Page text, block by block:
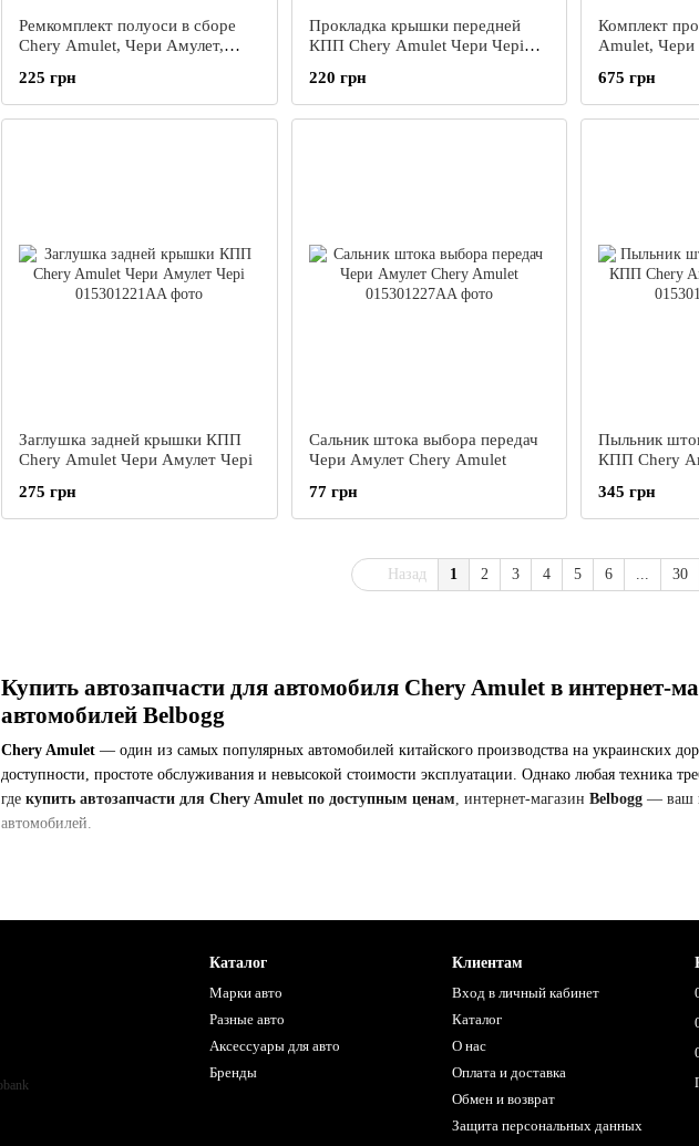
Купить автозапчасти для автомобиля Chery Amulet в интернет-
автомобилей Belbogg
Chery Amulet — один из самых популярных автомобилей китайского производства на украинских
доступности, простоте обслуживания и невысокой стоимости эксплуатации. Однако любая техника
где купить автозапчасти для Chery Amulet по доступным ценам, интернет-магазин Belbogg — ваш
автомобилей.
Двигатель и навесные агрегаты
Система охлаждения и отопления
Кузовные элементы: бамперы, двери, крылья, оптика
Ремкомплект полуоси в сборе
Chery Amulet, Чери Амулет,
225 грн
Прокладка крышки передней
КПП Chery Amulet Чери Чері
220 грн
Комплект
Amulet, Чери
675 грн
Заглушка задней крышки КПП
Chery Amulet Чери Амулет Чері
275 грн
Сальник штока выбора передач
Чери Амулет Chery Amulet
77 грн
Пыльник
КПП Chery
345 грн
Назад 1 2 3 4 5 6 ... 30
Каталог
Марки авто
Разные авто
Аксессуары для авто
Бренды
Клиентам
Вход в личный кабинет
Каталог
О нас
Оплата и доставка
Обмен и возврат
Защита персональных данных